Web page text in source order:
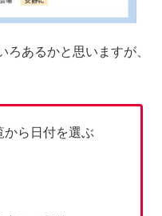
ろあるかと思いますが、
から日付を選ぶ